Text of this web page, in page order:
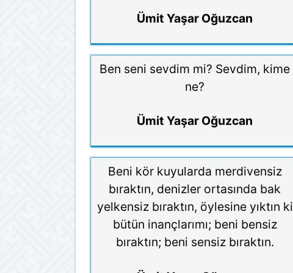
Ümit Yaşar Oğuzcan
Ben seni sevdim mi? Sevdim, kime
ne?
Ümit Yaşar Oğuzcan
Beni kör kuyularda merdivensiz
bıraktın, denizler ortasında bak
yelkensiz bıraktın, öylesine yıktın ki
bütün inançlarımı; beni bensiz
bıraktın; beni sensiz bıraktın.